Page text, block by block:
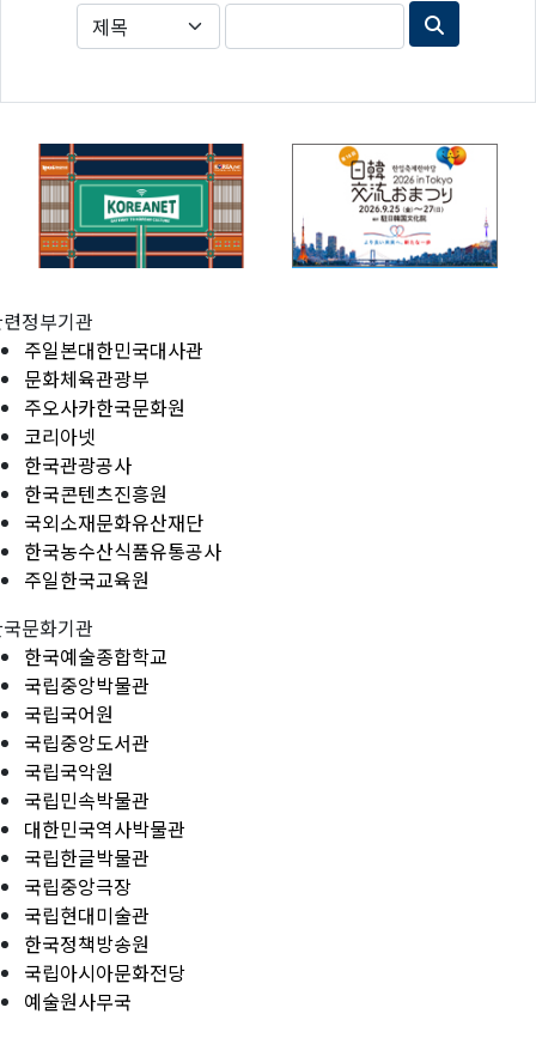
정부기관
주일본대한민국대사관
문화체육관광부
주오사카한국문화원
코리아넷
한국관광공사
한국콘텐츠진흥원
국외소재문화유산재단
한국농수산식품유통공사
주일한국교육원
문화기관
한국예술종합학교
국립중앙박물관
국립국어원
국립중앙도서관
국립국악원
국립민속박물관
대한민국역사박물관
국립한글박물관
국립중앙극장
국립현대미술관
한국정책방송원
국립아시아문화전당
예술원사무국